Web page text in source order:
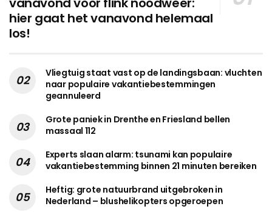
hier gaat het vanavond helemaal
los!
Vliegtuig staat vast op de landingsbaan: vluchten
naar populaire vakantiebestemmingen
geannuleerd
Grote paniek in Drenthe en Friesland bellen
massaal 112
Experts slaan alarm: tsunami kan populaire
vakantiebestemming binnen 21 minuten bereiken
Heftig: grote natuurbrand uitgebroken in
Nederland – blushelikopters opgeroepen